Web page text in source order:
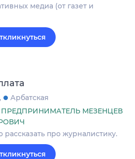
медиа (от газет и
Арбатская
МЕЗЕНЦЕВ
рассказать про журналистику.